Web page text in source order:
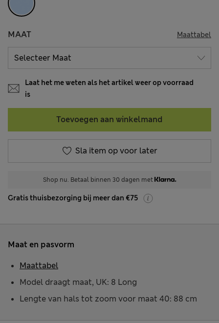
MAAT Maattabel
Laat het me weten als het artikel weer op voorraad
is
Toevoegen aan winkelmand
Sla item op voor later
Shop nu. Betaal binnen 30 dagen met
Gratis thuisbezorging bij meer dan €75
Maat en pasvorm
Model draagt maat, UK: 8 Long
Lengte van hals tot zoom voor maat 40: 88 cm
Maattabel